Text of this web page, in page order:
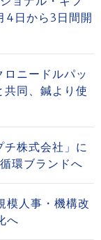
日から3日間開
ニードルパッ
同、鍼より使
株式会社」に
環ブランドへ
模人事・機構改
へ